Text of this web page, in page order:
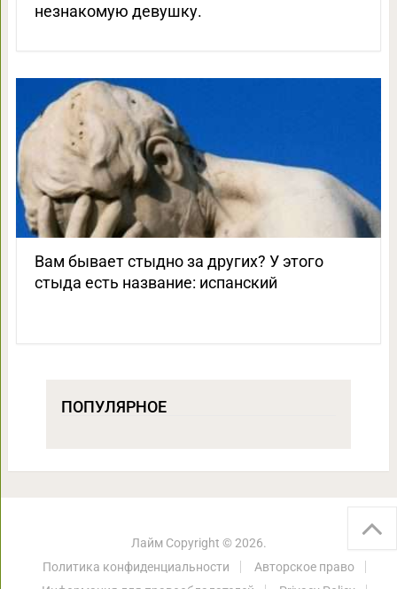
незнакомую девушку.
Вам бывает стыдно за других? У этого
стыда есть название: испанский
ПОПУЛЯРНОЕ
ЛаймCopyright © 2026.
Политика конфиденциальности
Авторское право